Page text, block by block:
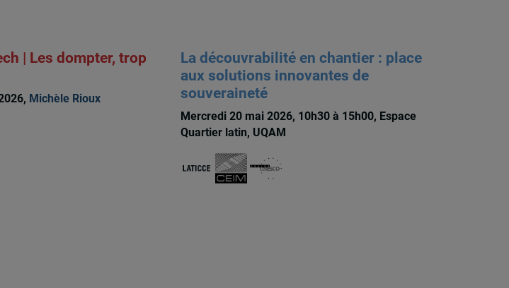
| Les dompter, trop
Michèle Rioux
La découvrabilité en chantier : place
aux solutions innovantes de
souveraineté
Mercredi 20 mai 2026, 10h30 à 15h00, Espace
Quartier latin, UQAM